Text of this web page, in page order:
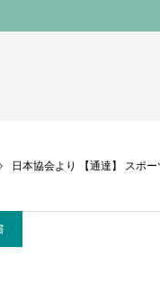
日本協会より 【通達】 スポ